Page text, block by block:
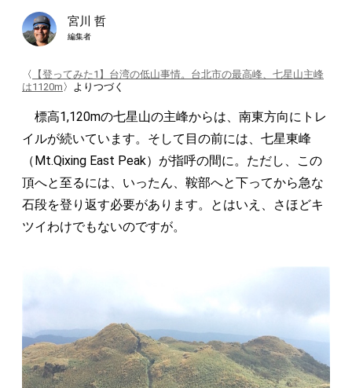
宮川 哲
編集者
〈
【登ってみた1】台湾の低山事情。台北市の最高峰、七星山主峰
は1120m 〉よりつづく
標高1,120mの七星山の主峰からは、南東方向にトレ
イルが続いています。そして目の前には、七星東峰
（Mt.Qixing East Peak）が指呼の間に。ただし、この
頂へと至るには、いったん、鞍部へと下ってから急な
石段を登り返す必要があります。とはいえ、さほどキ
ツイわけでもないのですが。